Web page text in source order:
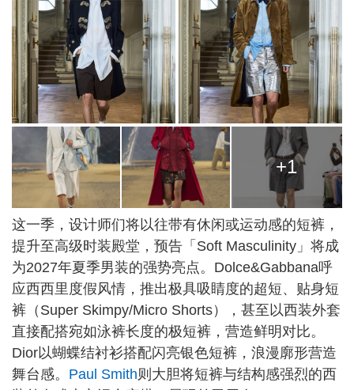
+1
这一季，设计师们将以往带有休闲或运动感的短裤，
提升至高级时装殿堂，预告「Soft Masculinity」将成
为2027年夏季男装的强势亮点。Dolce&Gabbana呼
应西西里度假风情，推出极具吸睛度的超短、贴身短
裤（Super Skimpy/Micro Shorts），甚至以西装外套
直接配搭宛如泳裤长度的极短裤，营造鲜明对比。
Dior以蝴蝶结衬衫搭配闪亮银色短裤，浪漫廓形营造
舞台感。 Paul Smith则大胆将短裤与结构感强烈的西